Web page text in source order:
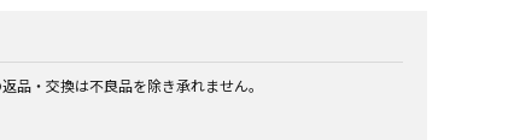
品・交換は不良品を除き承れません。